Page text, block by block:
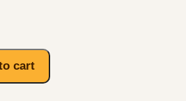
cart